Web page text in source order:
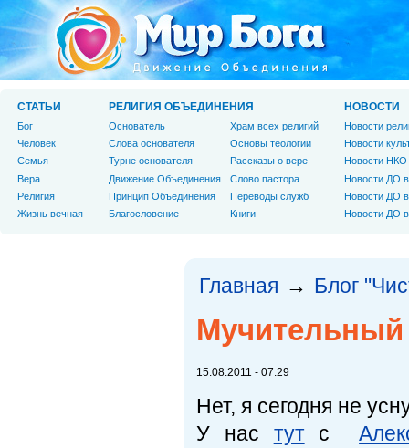
Главная → Блог
Мучительный
15.08.2011 - 07:29
Нет, я сегодня не
У нас тутс
СТАТЬИ
Бог
Человек
Cемья
Вера
Религия
Жизнь вечная
РЕЛИГИЯ ОБЪЕДИНЕНИЯ
Основатель
Слова основателя
Турне основателя
Движение Объединения
Принцип Объединения
Благословение
Храм всех религий
Основы теологии
Рассказы о вере
Слово пастора
Переводы служб
Книги
НОВОСТИ
Новости
Новости
Новости НКО
Новости ДО
Новости ДО
Новости ДО